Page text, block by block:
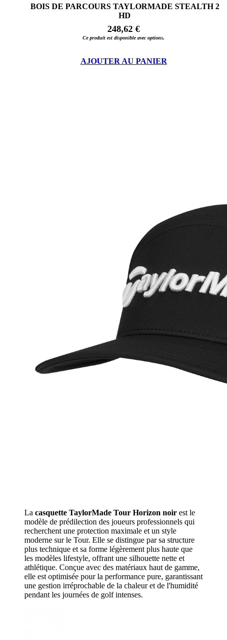
BOIS DE PARCOURS TAYLORMADE STEALTH 2
HD
248,62 €
Ce produit est disponible avec options.
AJOUTER AU PANIER
La casquette TaylorMade Tour Horizon noir est le
modèle de prédilection des joueurs professionnels qui
recherchent une protection maximale et un style
moderne sur le Tour. Elle se distingue par sa structure
plus technique et sa forme légèrement plus haute que
les modèles lifestyle, offrant une silhouette nette et
athlétique. Conçue avec des matériaux haut de gamme,
elle est optimisée pour la performance pure, garantissant
une gestion irréprochable de la chaleur et de l'humidité
pendant les journées de golf intenses.